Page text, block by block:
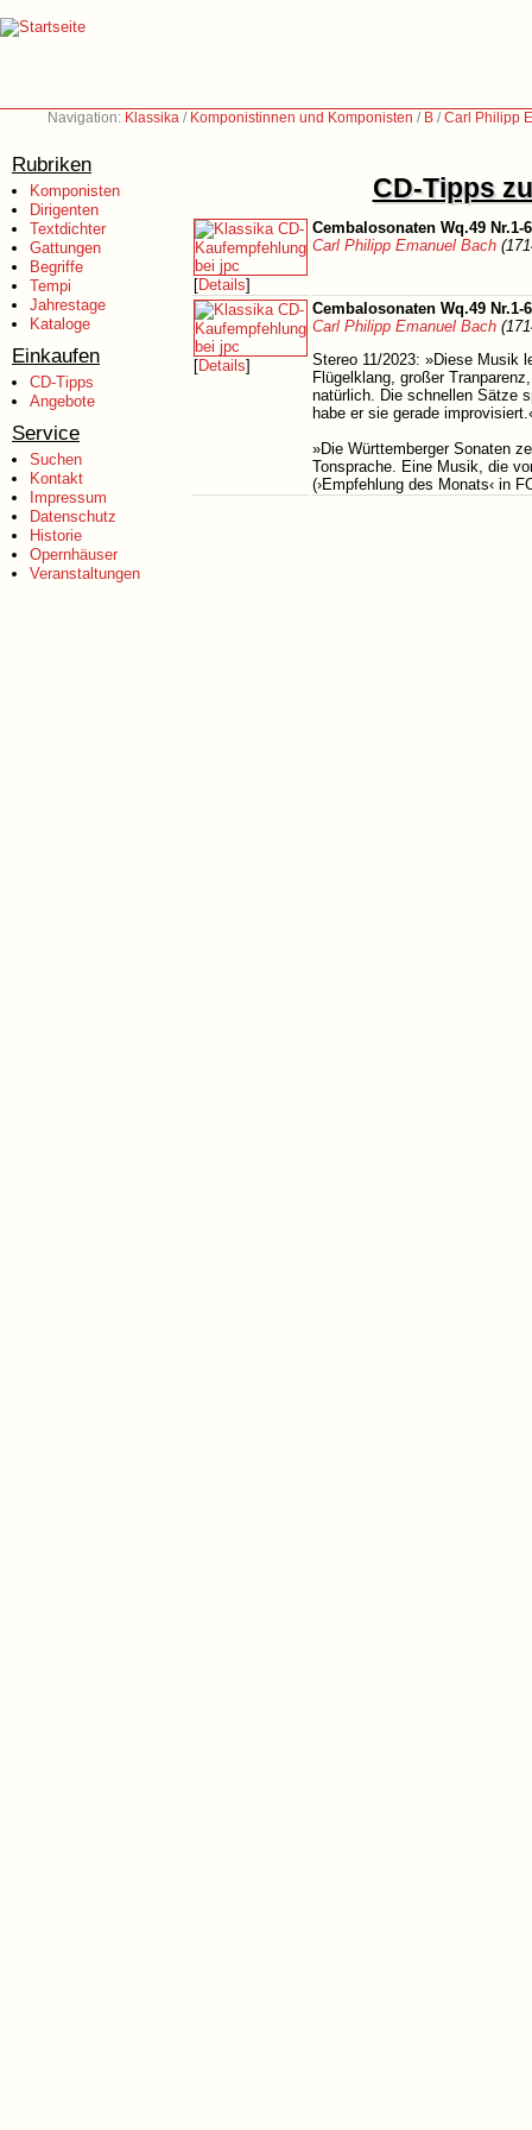
Navigation: Klassika / Komponistinnen und Komponisten / B /Carl Philipp
Rubriken
Komponisten
Dirigenten
Textdichter
Gattungen
Begriffe
Tempi
Jahrestage
Kataloge
Einkaufen
CD-Tipps
Angebote
Service
Suchen
Kontakt
Impressum
Datenschutz
Historie
Opernhäuser
Veranstaltungen
CD-Tipps
[Details]
Cembalosonaten Wq.49
Carl Philipp Emanuel Bach
[Details]
Cembalosonaten Wq.49
Carl Philipp Emanuel Bach
Stereo 11/2023: »Diese Musik
Flügelklang, großer
natürlich. Die schnellen Sätze
habe er sie gerade
»Die Württemberger Sonaten
Tonsprache. Eine Musik, die
(›Empfehlung des Monats‹ in